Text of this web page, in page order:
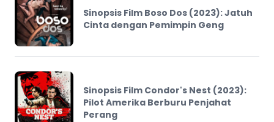
Sinopsis Film Boso Dos (2023): Jatuh
Cinta dengan Pemimpin Geng
Sinopsis Film Condor's Nest (2023):
Pilot Amerika Berburu Penjahat
Perang